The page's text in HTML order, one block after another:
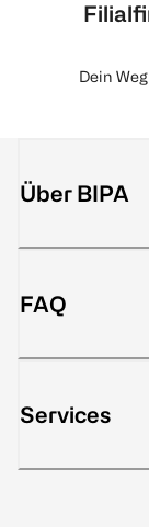
Dein
Über BIPA
FAQ
Services